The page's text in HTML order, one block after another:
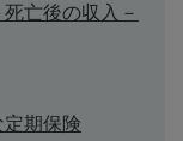
亡後の収入－
期保険